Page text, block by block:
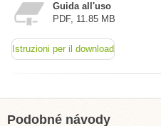
Guida all'uso
PDF, 11.85 MB
Istruzioni per il download
Podobné návody